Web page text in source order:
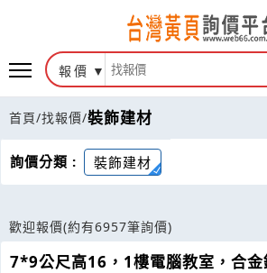
報價
首頁/找報價/裝飾建材
詢價分類 : 裝飾建材
歡迎報價(約有6957筆詢價)
7*9公尺高16，1樓電腦教室，合金